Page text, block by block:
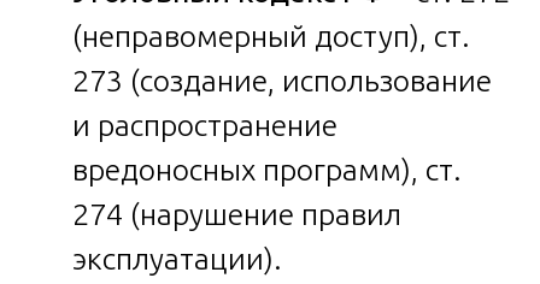
(неправомерный доступ), ст.
273 (создание, использование
и распространение
вредоносных программ), ст.
274 (нарушение правил
эксплуатации).